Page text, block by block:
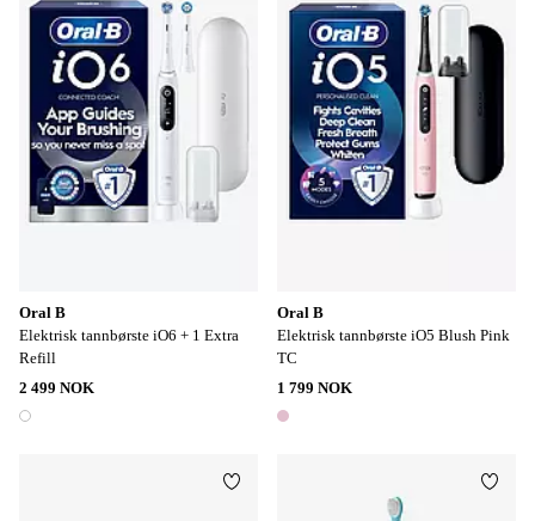
Oral B
Elektrisk tannbørste iO6 + 1 Extra
Refill
2 499 NOK
1 farge
Oral B
Elektrisk tannbørste iO5 Blush Pink
TC
1 799 NOK
1 farge
Legg til favoritter